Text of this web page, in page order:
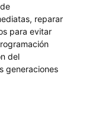
reparar
para evitar
del
generaciones